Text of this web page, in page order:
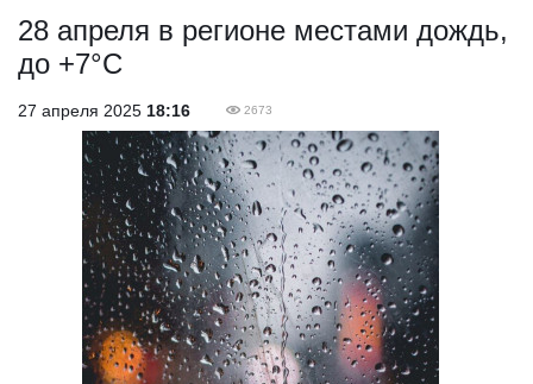
28 апреля в регионе местами дождь,
до +7°С
27 апреля 2025 18:16 2673